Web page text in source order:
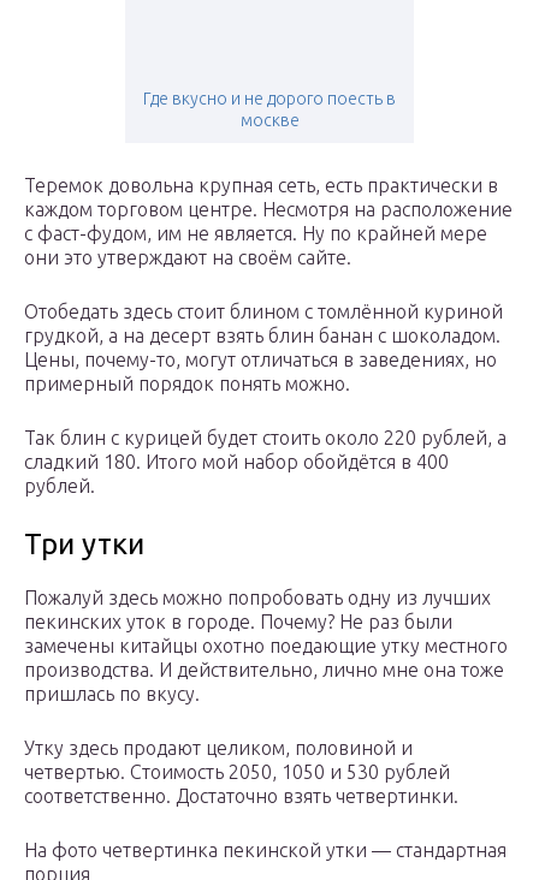
Где вкусно и не дорого поесть в
москве
Теремок довольна крупная сеть, есть практически в
каждом торговом центре. Несмотря на расположение
с фаст-фудом, им не является. Ну по крайней мере
они это утверждают на своём сайте.
Отобедать здесь стоит блином с томлённой куриной
грудкой, а на десерт взять блин банан с шоколадом.
Цены, почему-то, могут отличаться в заведениях, но
примерный порядок понять можно.
Так блин с курицей будет стоить около 220 рублей, а
сладкий 180. Итого мой набор обойдётся в 400
рублей.
Три утки
Пожалуй здесь можно попробовать одну из лучших
пекинских уток в городе. Почему? Не раз были
замечены китайцы охотно поедающие утку местного
производства. И действительно, лично мне она тоже
пришлась по вкусу.
Утку здесь продают целиком, половиной и
четвертью. Стоимость 2050, 1050 и 530 рублей
соответственно. Достаточно взять четвертинки.
На фото четвертинка пекинской утки — стандартная
порция